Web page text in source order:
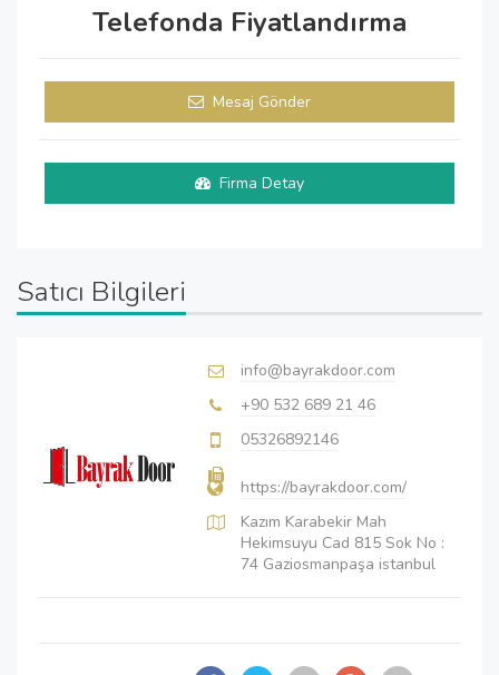
Telefonda Fiyatlandırma
Mesaj Gönder
Firma Detay
Satıcı Bilgileri
info@bayrakdoor.com
+90 532 689 21 46
05326892146
https://bayrakdoor.com/
Kazım Karabekir Mah
Hekimsuyu Cad 815 Sok No :
74 Gaziosmanpaşa istanbul